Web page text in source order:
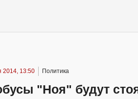
2014, 13:50 Политика
"Ноя" будут